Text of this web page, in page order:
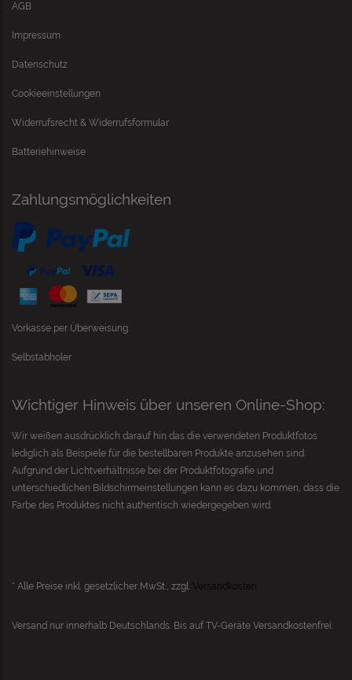
AGB
Impressum
Datenschutz
Cookieeinstellungen
Widerrufsrecht & Widerrufsformular
Batteriehinweise
Zahlungsmöglichkeiten
Vorkasse per Überweisung
Selbstabholer
Wichtiger Hinweis über unseren Online-Shop:
Wir weißen ausdrücklich darauf hin das die verwendeten Produktfotos
lediglich als Beispiele für die bestellbaren Produkte anzusehen sind.
Aufgrund der Lichtverhältnisse bei der Produktfotografie und
unterschiedlichen Bildschirmeinstellungen kann es dazu kommen, dass die
Farbe des Produktes nicht authentisch wiedergegeben wird.
* Alle Preise inkl. gesetzlicher MwSt., zzgl. Versandkosten
Versand nur innerhalb Deutschlands. Bis auf TV-Geräte Versandkostenfrei.